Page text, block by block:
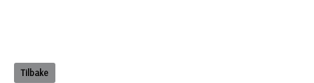
Tilbake